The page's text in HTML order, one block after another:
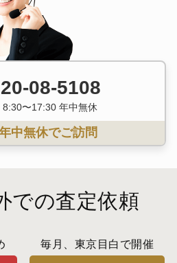
08-5108
8:30〜17:30 年中無休
中無休でご訪問
での査定依頼
毎月、東京目白で開催